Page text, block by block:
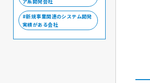
新規事業関連のシステム開発
実績がある会社